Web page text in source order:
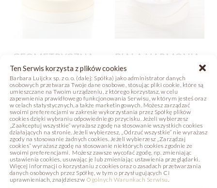
Ten Serwis korzysta z plików cookies
Barbara Luijckx sp. z o. o. (dalej: Spółka) jako administrator danych
osobowych przetwarza Twoje dane osobowe, stosując pliki cookie, które są
umieszczane na Twoim urządzeniu, z którego korzystasz, w celu
zapewnienia prawidłowego funkcjonowania Serwisu, w którym jesteś oraz
w celach statystycznych, a także marketingowych. Możesz zarządzać
swoimi preferencjami w zakresie wykorzystania przez Spółkę plików
cookies dzięki wybraniu odpowiedniego przycisku. Jeżeli wybierzesz
„Zaakceptuj wszystkie” wyrażasz zgodę na stosowanie wszystkich cookies
działających na stronie. Jeżeli wybierzesz, „Odrzuć wszystkie” nie wyrażasz
zgody na stosowanie żadnych cookies. Jeżeli wybierzesz „Zarządzaj
cookies” wyrażasz zgodę na stosowanie niektórych cookies zgodnie ze
swoimi preferencjami. Możesz zawsze wycofać zgodę, np. zmieniając
ustawienia cookies, usuwając je lub zmieniając ustawienia przeglądarki.
Więcej informacji o korzystaniu z cookies oraz o zasadach przetwarzania
danych osobowych przez Spółkę, w tym o przysługujących Ci
uprawnieniach, znajdziesz w Ogólnych Warunkach Serwisu
GEOMETRYCZNA
DAMA
Zdjęcie Receptura
BIAŁA HARMONIA
Zdjęcie
Receptura
Film
PODOBNE PRODUKTY
Poniżej prezentujemy produkty, które mogą
Państwa zainteresować.